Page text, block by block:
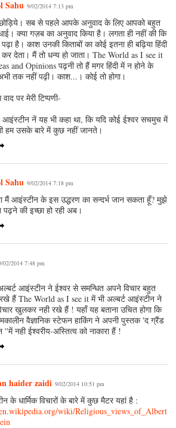
Sahu 9/02/2014 7:13 pm
सब से पहले आपके अनुवाद के लिए आपको बहुत
क्या गज़ब का अनुवाद किया है। लगता ही नहीं की कि
है। काश उनकी किताबों का कोई इतना ही बढ़िया हिंदी
देता। मैं तो धन्य हो जाता। The World as I see it
and Opinions पढ़नी तो हैं मगर हिंदी में न होने के
तक नहीं पढ़ी। काश...। कोई तो होगा।
पर मेरी टिप्पणी-
नें यह भी कहा था, कि यदि कोई ईश्वर सचमुच में
हम उसके बारे में कुछ नहीं जानते।
Sahu 9/02/2014 7:18 pm
मैं आइंस्टीन के इस उद्धरण का सन्दर्भ जान सकता हूँ? मुझे
पढ़ने की इच्छा हो रही अब।
02/2014 7:48 pm
आइंस्टीन ने ईश्वर से समन्धित अपने विचार बहुत
हैं The World as I see it में भी अल्बर्ट आइंस्टीन ने
खुलकर नही रखे हैं ! यहाँ यह बताना उचित होगा कि
वैज्ञानिक स्टेफन हाकिंग ने अपनी पुस्तक 'द ग्रैंड
''में नही ईश्वरीय-अस्तित्व को नाकारा हैं !
haider zaidi 9/02/2014 10:51 pm
के धार्मिक विचारों के बारे में कुछ मैटर यहां है :
wiki/Religious_views_of_Albert